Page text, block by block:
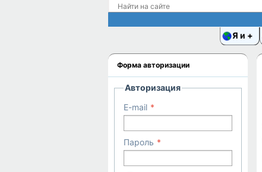
Я и
Форма авторизации
Авторизация
E-mail
Пароль